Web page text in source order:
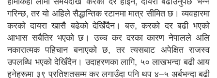
गरिन्छ, तर यो अहिले सैद्धान्तिक रटानमा मात्र सीमित छ। व्यवहारमा
करको दायरा खासै बढेको देखिँदैन। बरु, करको दर बढी भएको
आभास सबैतिर भएको छ। उच्च कर दरका कारण नेपालले अलि
नकारात्मक पहिचान बनाएको छ, तर त्यसबाट अपेक्षित राजस्व
उपलब्धि भएको देखिँदैन। उदाहरणका लागि, ५० लाखभन्दा बढी आय
हुनेहरूमा ३९ प्रतिशतसम्म कर लगाउँदा पनि थप ४–५ अर्बभन्दा बढी